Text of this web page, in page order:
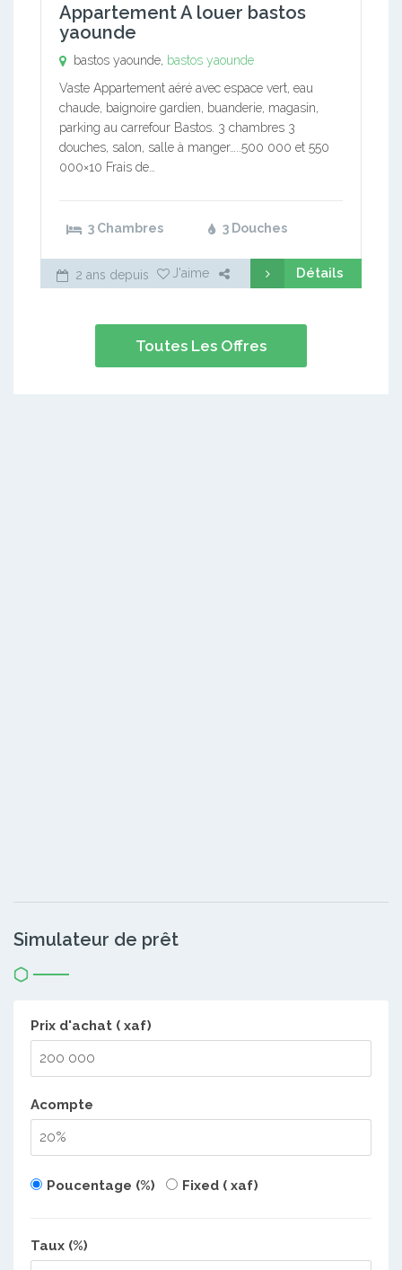
Appartement A louer bastos
yaounde
bastos yaounde, bastos yaounde
Vaste Appartement aéré avec espace vert, eau
chaude, baignoire gardien, buanderie, magasin,
parking au carrefour Bastos. 3 chambres 3
douches, salon, salle à manger…..500 000 et 550
000×10 Frais de…
3 Chambres 3 Douches
2 ans depuis J'aime Détails
Toutes Les Offres
Simulateur de prêt
Prix d'achat ( xaf)
Acompte
Poucentage (%) Fixed ( xaf)
Taux (%)